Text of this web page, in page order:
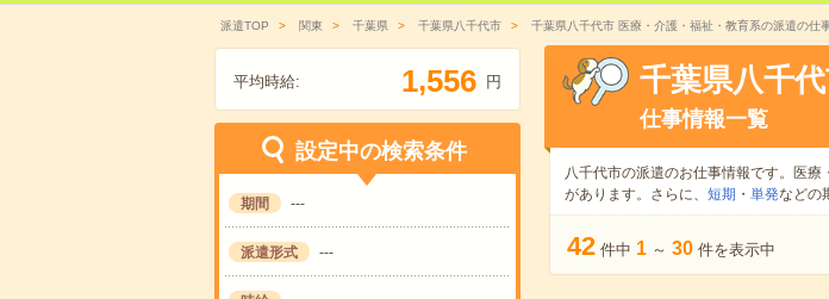
派遣TOP 関東 千葉県 千葉県八千代市 千葉県八千代市 医療・介護・福祉・教育系の派遣の仕
平均時給: 1,556 円
設定中の検索条件
期間 ---
派遣形式 ---
千葉県八千
仕事情報一覧
八千代市の派遣のお仕事情報です。医療
があります。さらに、 短期 ・ 単発などの
42 件中 1 ～ 30 件を表示中